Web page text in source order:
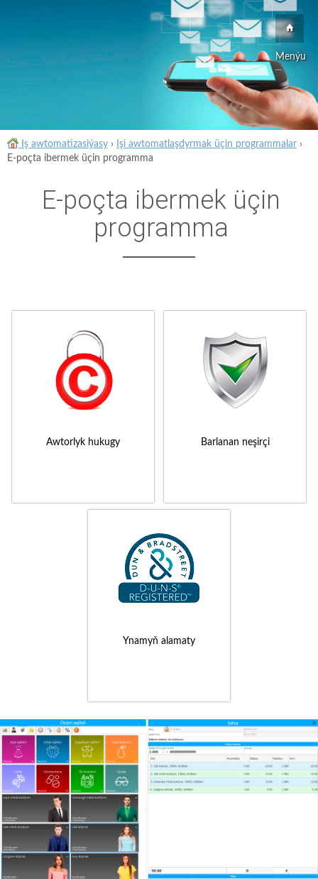
Menýu
Iş awtomatizasiýasy › Işi awtomatlaşdyrmak üçin programmalar ›
E-poçta ibermek üçin programma
E-poçta ibermek üçin
programma
Awtorlyk hukugy Barlanan neşirçi
Ynamyň alamaty